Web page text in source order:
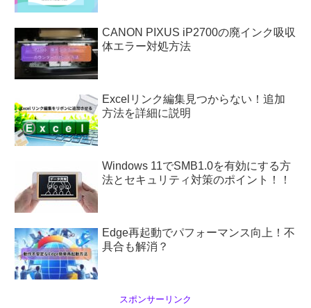
CANON PIXUS iP2700の廃インク吸収
体エラー対処方法
Excelリンク編集見つからない！追加
方法を詳細に説明
Windows 11でSMB1.0を有効にする方
法とセキュリティ対策のポイント！！
Edge再起動でパフォーマンス向上！不
具合も解消？
スポンサーリンク